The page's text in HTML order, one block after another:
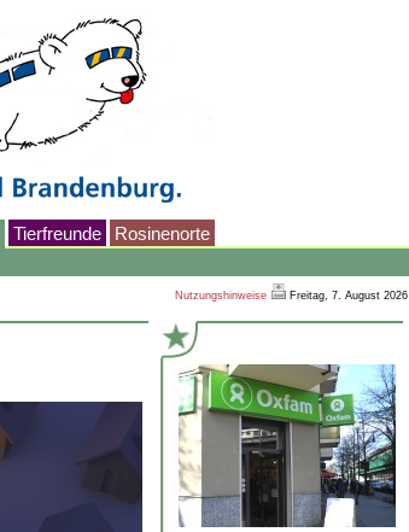
Tierfreunde Rosinenorte
Nutzungshinweise Freitag, 7. August 2026